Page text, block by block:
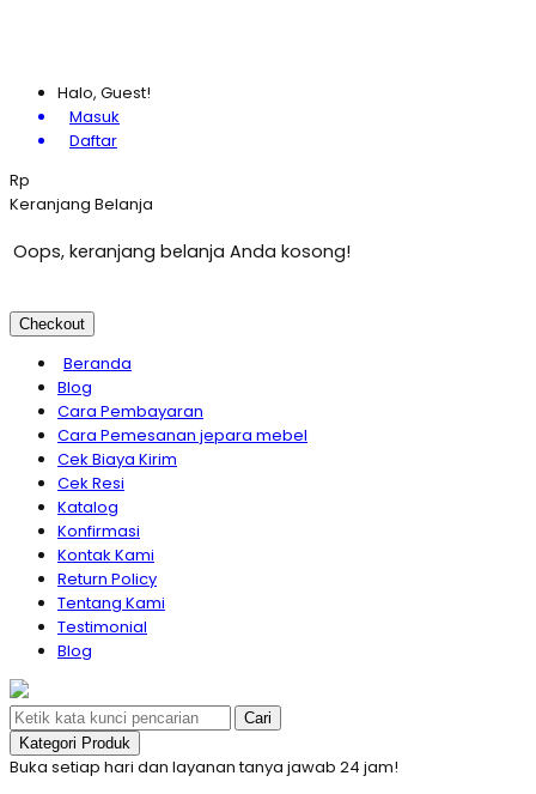
Halo, Guest!
Masuk
Daftar
Rp
Keranjang Belanja
Oops, keranjang belanja Anda kosong!
Checkout
Beranda
Blog
Cara Pembayaran
Cara Pemesanan jepara mebel
Cek Biaya Kirim
Cek Resi
Katalog
Konfirmasi
Kontak Kami
Return Policy
Tentang Kami
Testimonial
Blog
Cari
Kategori Produk
Buka setiap hari dan layanan tanya jawab 24 jam!